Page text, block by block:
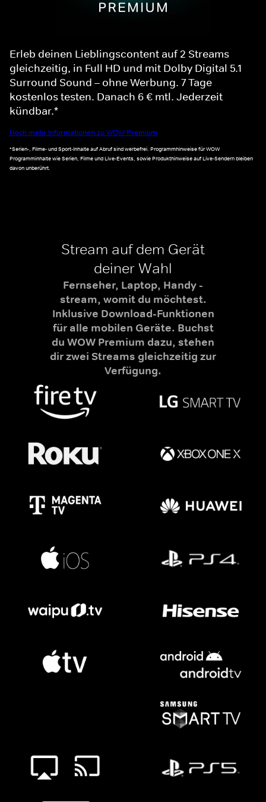
Erleb deinen Lieblingscontent auf 2 Streams
gleichzeitig, in Full HD und mit Dolby Digital 5.1
Surround Sound – ohne Werbung. 7 Tage
kostenlos testen. Danach 6 € mtl. Jederzeit
kündbar.*
Noch mehr Informationen zu WOW Premium
*Serien-, Filme- und Sport-Inhalte auf Abruf sind werbefrei. Programmhinweise für WOW
Programminhalte wie Serien, Filme und Live-Events, sowie Produkthinweise auf Live-Sendern bleiben
davon unberührt.
Stream auf dem Gerät
deiner Wahl
Fernseher, Laptop, Handy -
stream, womit du möchtest.
Inklusive Download-Funktionen
für alle mobilen Geräte. Buchst
du WOW Premium dazu, stehen
dir zwei Streams gleichzeitig zur
Verfügung.